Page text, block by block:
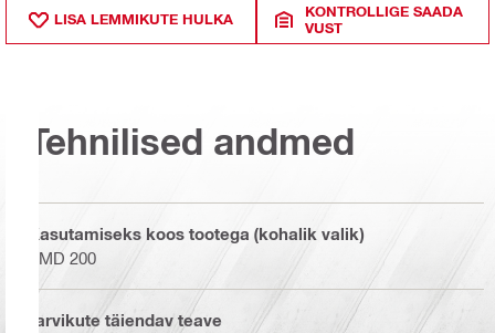
LISA LEMMIKUTE HULKA
KONTROLLIGE SAADA
VUST
Tehnilised andmed
Kasutamiseks koos tootega (kohalik valik)
PMD 200
Tarvikute täiendav teave